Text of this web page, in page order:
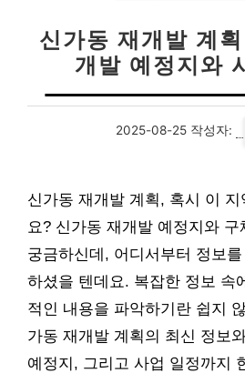
신가동 재개발 계
개발 예정지와
2025-08-25 작성자:
신가동 재개발 계획, 혹시 이
요? 신가동 재개발 예정지와 구
궁금하신데, 어디서부터 정보
하셨을 텐데요. 복잡한 정보 속
적인 내용을 파악하기란 쉽지
가동 재개발 계획의 최신 정보
예정지, 그리고 사업 일정까지